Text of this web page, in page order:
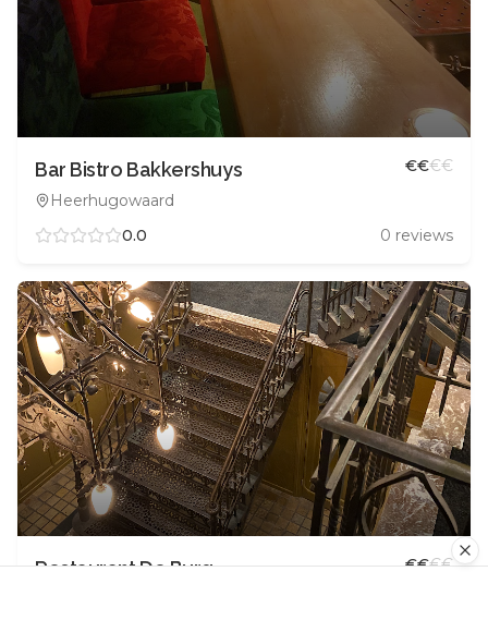
Bar Bistro Bakkershuys
Heerhugowaard
€€€€
0.0 0 reviews
Restaurant De Burg €€€€